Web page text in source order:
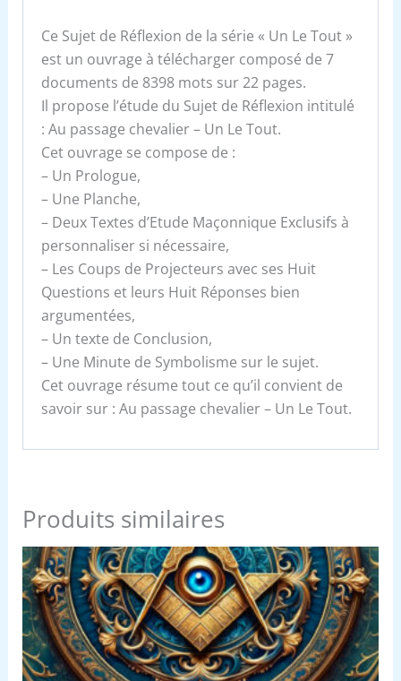
Ce Sujet de Réflexion de la série « Un Le Tout »
est un ouvrage à télécharger composé de 7
documents de 8398 mots sur 22 pages.
Il propose l’étude du Sujet de Réflexion intitulé
: Au passage chevalier – Un Le Tout.
Cet ouvrage se compose de :
– Un Prologue,
– Une Planche,
– Deux Textes d’Etude Maçonnique Exclusifs à
personnaliser si nécessaire,
– Les Coups de Projecteurs avec ses Huit
Questions et leurs Huit Réponses bien
argumentées,
– Un texte de Conclusion,
– Une Minute de Symbolisme sur le sujet.
Cet ouvrage résume tout ce qu’il convient de
savoir sur : Au passage chevalier – Un Le Tout.
Produits similaires